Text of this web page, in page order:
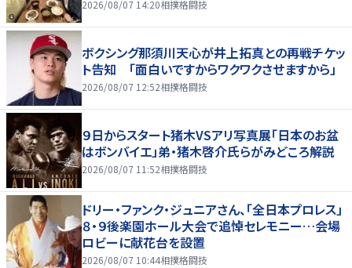
2026/08/07 14:20相撲格闘技
ボクシング那須川天心が井上拓真との再戦チケッ
ト告知 「面白いですからワクワクさせますから」
2026/08/07 12:52相撲格闘技
９日からスタート猪木VSアリ写真展「日本のお盆
はボンバイエ」弟・猪木啓介氏らがみどころ解説
2026/08/07 11:52相撲格闘技
ドリー・ファンク・ジュニアさん、「全日本プロレス」
８・９後楽園ホール大会で追悼セレモニー…会場
ロビーに献花台を設置
2026/08/07 10:44相撲格闘技